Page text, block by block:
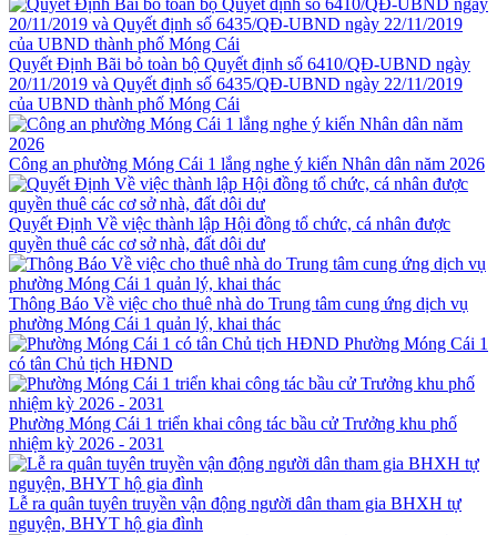
Quyết Định Bãi bỏ toàn bộ Quyết định số 6410/QĐ-UBND ngày
20/11/2019 và Quyết định số 6435/QĐ-UBND ngày 22/11/2019
của UBND thành phố Móng Cái
Công an phường Móng Cái 1 lắng nghe ý kiến Nhân dân năm 2026
Quyết Định Về việc thành lập Hội đồng tổ chức, cá nhân được
quyền thuê các cơ sở nhà, đất dôi dư
Thông Báo Về việc cho thuê nhà do Trung tâm cung ứng dịch vụ
phường Móng Cái 1 quản lý, khai thác
Phường Móng Cái 1
có tân Chủ tịch HĐND
Phường Móng Cái 1 triển khai công tác bầu cử Trưởng khu phố
nhiệm kỳ 2026 - 2031
Lễ ra quân tuyên truyền vận động người dân tham gia BHXH tự
nguyện, BHYT hộ gia đình